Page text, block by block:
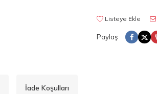
Listeye Ekle
Paylaş
İade Koşulları